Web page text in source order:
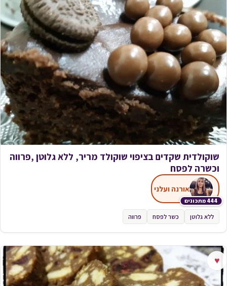
שוקולדית שקדים בציפוי שוקולד מריר, ללא גלוטן ,פרווה
וכשרה לפסח
444 מתכונים
אורנה ועלני
ללא גלוטן כשר לפסח פרווה
♥